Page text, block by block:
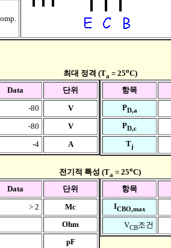
최대 정격 (Ta = 25oC)
Data
단위
-80
V
-80
V
-4 A
항목
PD,a
PD,c
Tj
전기적 특성 (Ta = 25oC)
Data
단위
> 2
Mc
Ohm
pF
항목
ICBO,max
VCB조건